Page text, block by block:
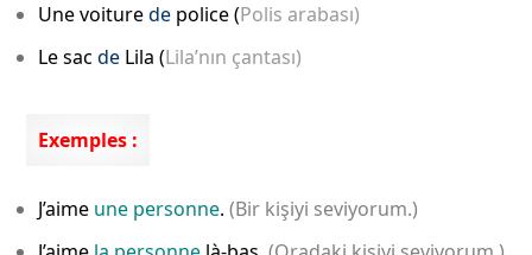
Une voiturede police (Polis arabası)
Le sac de Lila (Lila’nın çantası)
Exemples :
J’aime une personne. (Bir kişiyi seviyorum.)